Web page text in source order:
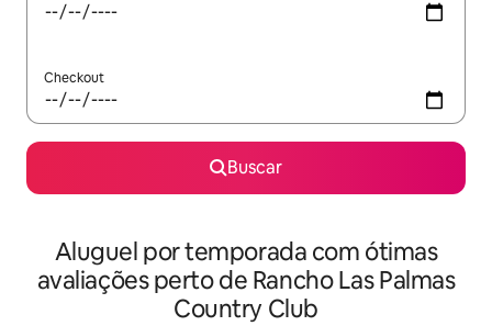
Checkout
Buscar
Aluguel por temporada com ótimas
avaliações perto de Rancho Las Palmas
Country Club